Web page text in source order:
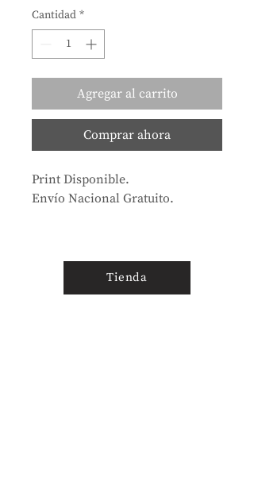
Cantidad *
Agregar al carrito
Comprar ahora
Print Disponible.
Envío Nacional Gratuito.
Tienda